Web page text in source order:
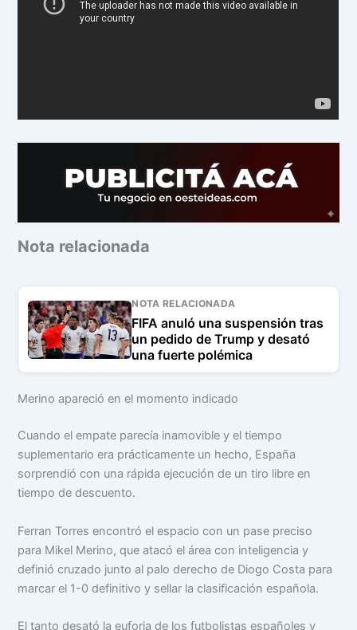
Nota relacionada
NOTA RELACIONADA
FIFA anuló una suspensión tras
un pedido de Trump y desató
una fuerte polémica
Merino apareció en el momento indicado
Cuando el empate parecía inamovible y el tiempo
suplementario era prácticamente un hecho, España
sorprendió con una rápida ejecución de un tiro libre en
tiempo de descuento.
Ferran Torres encontró el espacio con un pase preciso
para Mikel Merino, que atacó el área con inteligencia y
definió cruzado junto al palo derecho de Diogo Costa para
marcar el 1-0 definitivo y sellar la clasificación española.
El tanto desató la euforia de los futbolistas españoles y